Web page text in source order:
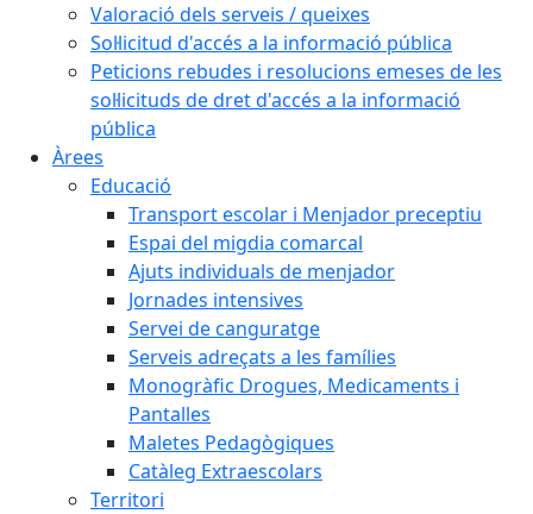
Valoració dels serveis / queixes
Sol·licitud d'accés a la informació pública
Peticions rebudes i resolucions emeses de les
sol·licituds de dret d'accés a la informació
pública
Àrees
Educació
Transport escolar i Menjador preceptiu
Espai del migdia comarcal
Ajuts individuals de menjador
Jornades intensives
Servei de canguratge
Serveis adreçats a les famílies
Monogràfic Drogues, Medicaments i
Pantalles
Maletes Pedagògiques
Catàleg Extraescolars
Territori